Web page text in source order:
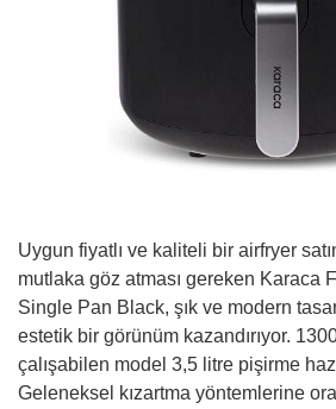
Uygun fiyatlı ve kaliteli bir airfryer
mutlaka göz atması gereken Karaca
Single Pan Black, şık ve modern
estetik bir görünüm kazandırıyor.
çalışabilen model 3,5 litre pişirme
Geleneksel kızartma yöntemlerine